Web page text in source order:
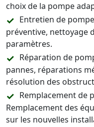
choix de la pompe
Entretien de
préventive, nettoyage
paramètres.
Réparation de
pannes, réparations
résolution des
Remplacement de
Remplacement des
sur les nouvelles